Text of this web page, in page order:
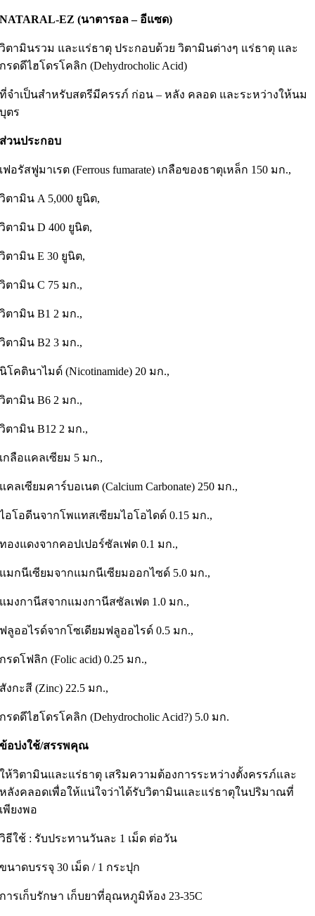
NATARAL-EZ (นาตารอล – อีแซด)
วิตามินรวม และแร่ธาตุ ประกอบด้วย วิตามินต่างๆ แร่ธาตุ และ
กรดดีไฮโดรโคลิก (Dehydrocholic Acid)
ที่จำเป็นสำหรับสตรีมีครรภ์ ก่อน – หลัง คลอด และระหว่างให้นม
บุตร
ส่วนประกอบ
เฟอรัสฟูมาเรต (Ferrous fumarate) เกลือของธาตุเหล็ก 150 มก.,
วิตามิน A 5,000 ยูนิต,
วิตามิน D 400 ยูนิต,
วิตามิน E 30 ยูนิต,
วิตามิน C 75 มก.,
วิตามิน B1 2 มก.,
วิตามิน B2 3 มก.,
นิโคตินาไมด์ (Nicotinamide) 20 มก.,
วิตามิน B6 2 มก.,
วิตามิน B12 2 มก.,
เกลือแคลเซียม 5 มก.,
แคลเซียมคาร์บอเนต (Calcium Carbonate) 250 มก.,
ไอโอดีนจากโพแทสเซียมไอโอไดด์ 0.15 มก.,
ทองแดงจากคอปเปอร์ซัลเฟต 0.1 มก.,
แมกนีเซียมจากแมกนีเซียมออกไซด์ 5.0 มก.,
แมงกานีสจากแมงกานีสซัลเฟต 1.0 มก.,
ฟลูออไรด์จากโซเดียมฟลูออไรด์ 0.5 มก.,
กรดโฟลิก (Folic acid) 0.25 มก.,
สังกะสี (Zinc) 22.5 มก.,
กรดดีไฮโดรโคลิก (Dehydrocholic Acid?) 5.0 มก.
ข้อบ่งใช้/สรรพคุณ
ให้วิตามินและแร่ธาตุ เสริมความต้องการระหว่างตั้งครรภ์และ
หลังคลอดเพื่อให้แน่ใจว่าได้รับวิตามินและแร่ธาตุในปริมาณที่
เพียงพอ
วิธีใช้ : รับประทานวันละ 1 เม็ด ต่อวัน
ขนาดบรรจุ 30 เม็ด / 1 กระปุก
การเก็บรักษา เก็บยาที่อุณหภูมิห้อง 23-35C